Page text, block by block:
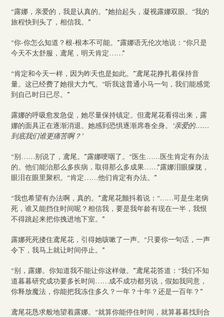
“露娜，亲爱的，我是认真的。”她抬起头，凝视露娜双眼。“我的
旅程快到头了，相信我。”
“你-你怎么知道？根-根本不可能。”露娜语无伦次地说：“你只是
今天不太舒服，鸢尾，明天肯定……”
“肯定和今天一样，因为昨天也是如此。”鸢尾花挣扎着保持音
量。这已经费了她很大力气。“听我这普通小马一句，我们能感觉
到自己时日已尽。”
露娜的呼吸愈发急促，她尽量保持镇定。但鸢尾花看得出来，露
娜的面具正在逐渐消退。她感到恐惧逐渐席卷全身。 ‘亲爱的……
到底我们谁更痛苦啊？’
“别……别说了，鸢尾。”露娜哽咽了。“医生……医生肯定有办法
的。他们能治那么多疾病，取得那么多成果……”露娜泪眼朦胧，
眼泪在眼里聚积。“肯定……他们肯定有办法。”
“我也希望有办法啊，真的。”鸢尾花颤抖着说：“……可是生老病
死，谁又能挡住时间呢？相信我，要是我年龄有现在一半，我恨
不得跳起来把你拽进地下室。”
露娜死死搂住鸢尾花，引得她咳嗽了一声。“只要你一句话，一声
令下，我马上就让时间停止。”
“别，露娜。你知道我不能让你这样做。”鸢尾花答道：“我们不知
道暮暮研究成功要多长时间……成不成功都另说，假如我同意，
你释放魔法，你能把我冻住多久？一年？十年？还是一百年？”
鸢尾花恳求般地望着露娜。“就算你能停住时间，就算暮暮找到合